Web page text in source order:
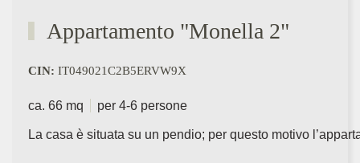
Appartamento "Monella 2"
CIN: IT049021C2B5ERVW9X
ca. 66 mq per 4-6 persone
La casa è situata su un pendio; per questo motivo